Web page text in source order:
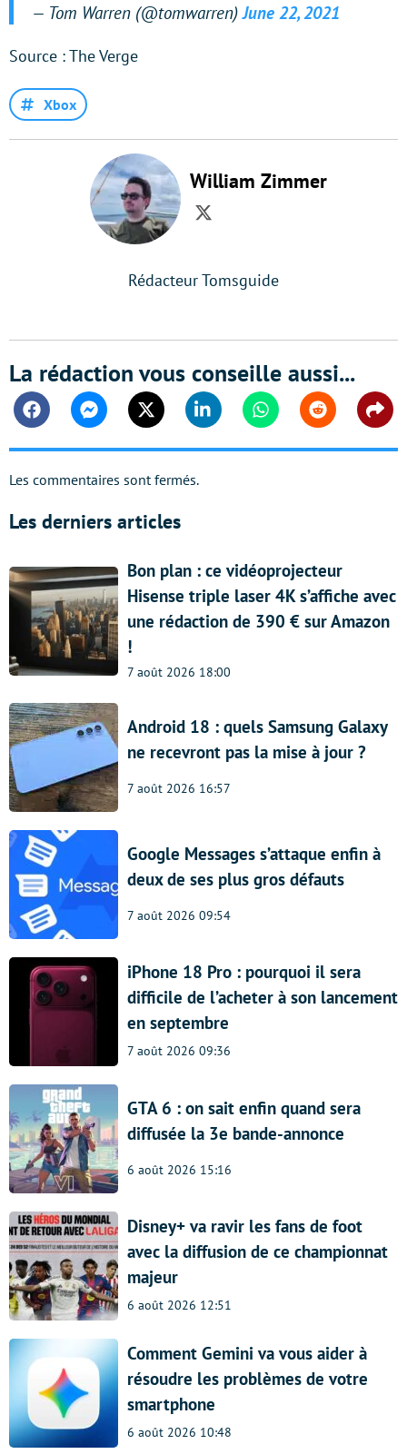
— Tom Warren (@tomwarren)June 22, 2021
Source : The Verge
Xbox
William Zimmer
Twitter
Rédacteur Tomsguide
La rédaction vous conseille aussi...
FacebookMessengerTwitter Linkedin WhatsappReddit
Les commentaires sont fermés.
Les derniers articles
Bon plan : ce vidéoprojecteur
Hisense triple laser 4K s’affiche avec
une rédaction de 390 € sur Amazon
!
7 août 2026 18:00
Android 18 : quels Samsung Galaxy
ne recevront pas la mise à jour ?
7 août 2026 16:57
Google Messages s’attaque enfin à
deux de ses plus gros défauts
7 août 2026 09:54
iPhone 18 Pro : pourquoi il sera
difficile de l’acheter à son lancement
en septembre
7 août 2026 09:36
GTA 6 : on sait enfin quand sera
diffusée la 3e bande-annonce
6 août 2026 15:16
Disney+ va ravir les fans de foot
avec la diffusion de ce championnat
majeur
6 août 2026 12:51
Comment Gemini va vous aider à
résoudre les problèmes de votre
smartphone
6 août 2026 10:48